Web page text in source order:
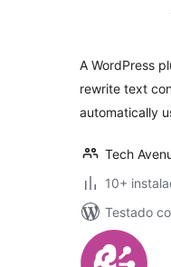
A WordPress
rewrite text
automatically
Tech
10+
Testado